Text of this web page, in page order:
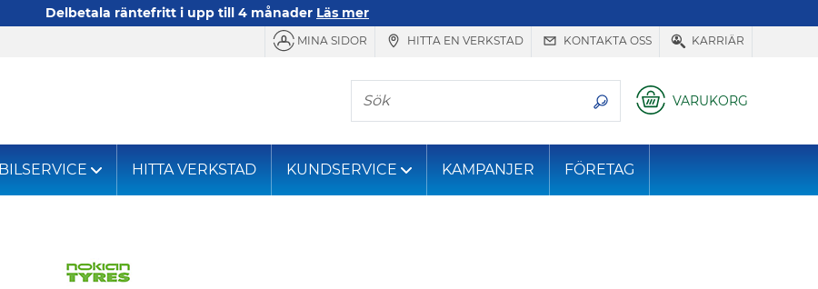
Delbetala räntefritt i upp till 4 månader Läs mer
MINA SIDOR HITTA EN VERKSTAD KONTAKTA OSS KARRIÄR
Sök
VARUKORG
BILSERVICE HITTA VERKSTAD KUNDSERVICE KAMPANJER FÖRETAG